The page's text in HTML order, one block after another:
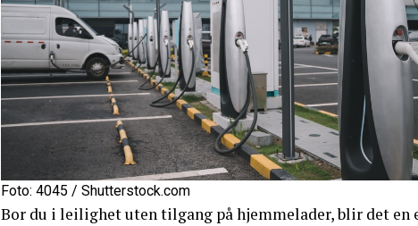
Foto: 4045 / Shutterstock.com
Bor du i leilighet uten tilgang på hjemmelader, blir det en